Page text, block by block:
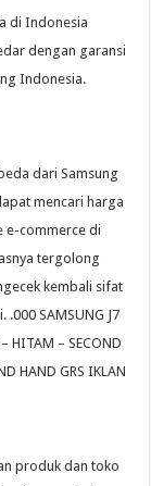
di Indonesia
dengan garansi
Indonesia.
dari Samsung
mencari harga
e-commerce di
tergolong
kembali sifat
SAMSUNG J7
HITAM – SECOND
HAND GRS IKLAN
produk dan toko